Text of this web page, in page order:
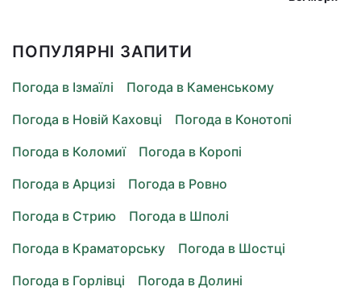
ПОПУЛЯРНІ ЗАПИТИ
Погода в Ізмаїлі
Погода в Каменському
Погода в Новій Каховці
Погода в Конотопі
Погода в Коломиї
Погода в Коропі
Погода в Арцизі
Погода в Ровно
Погода в Стрию
Погода в Шполі
Погода в Краматорську
Погода в Шостці
Погода в Горлівці
Погода в Долині